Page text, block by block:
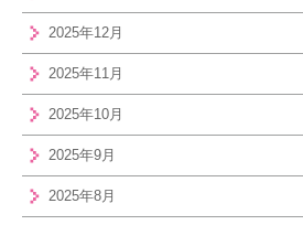
2025年12月
2025年11月
2025年10月
2025年9月
2025年8月